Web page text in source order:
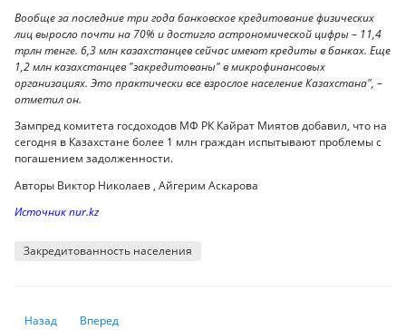
Вообще за последние три года банковское кредитование физических
лиц выросло почти на 70% и достигло астрономической цифры – 11,4
трлн тенге. 6,3 млн казахстанцев сейчас имеют кредиты в банках. Еще
1,2 млн казахстанцев "закредитованы" в микрофинансовых
организациях. Это практически все взрослое население Казахстана", –
отметил он.
Зампред комитета госдоходов МФ РК Кайрат Миятов добавил, что на
сегодня в Казахстане более 1 млн граждан испытывают проблемы с
погашением задолженности.
Авторы Виктор Николаев , Айгерим Аскарова
Источник nur.kz
Закредитованность населения
Предыдущий: Максимальную ставку кредитования рекомендуют
Назад Следующий: Россия допустила дефолт по внешнему долгу
Вперед